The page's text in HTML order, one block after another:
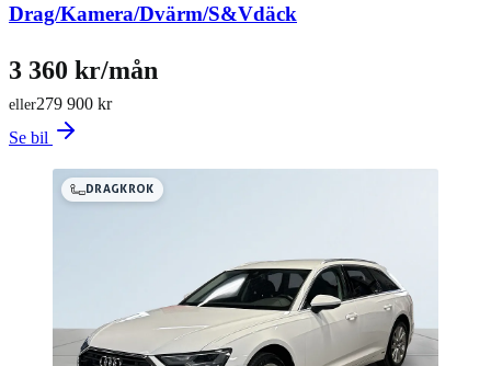
Drag/Kamera/Dvärm/S&Vdäck
279 900 kr
eller
3 360 kr/mån
Se bil
DRAGKROK